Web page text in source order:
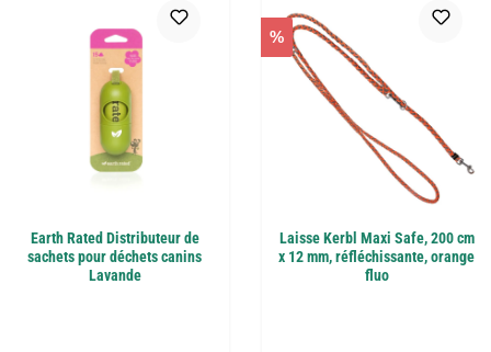
Earth Rated Distributeur de
sachets pour déchets canins
Lavande
%
Laisse Kerbl Maxi Safe, 200 cm
x 12 mm, réfléchissante, orange
fluo